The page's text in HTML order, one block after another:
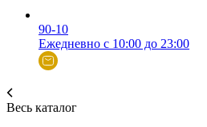
90-10
Ежедневно с 10:00 до 23:00
Весь каталог